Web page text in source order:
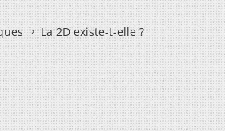
La 2D existe-t-elle ?